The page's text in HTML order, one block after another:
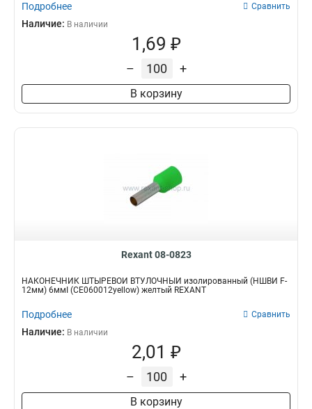
Подробнее Сравнить
Наличие: В наличии
1,69 ₽
– +
В корзину
Rexant 08-0823
НАКОНЕЧНИК ШТЫРЕВОЙ ВТУЛОЧНЫЙ изолированный (НШВИ F-
12мм) 6ммІ (СЕ060012yellow) желтый REXANT
Подробнее Сравнить
Наличие: В наличии
2,01 ₽
– +
В корзину